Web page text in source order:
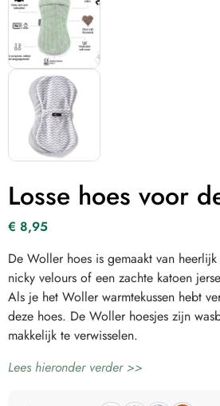
Losse hoes voor
€ 8,95
De Woller hoes is gemaakt van
nicky velours of een zachte katoen
Als je het Woller warmtekussen hebt
deze hoes. De Woller hoesjes zijn
makkelijk te verwisselen.
Lees hieronder verder >>